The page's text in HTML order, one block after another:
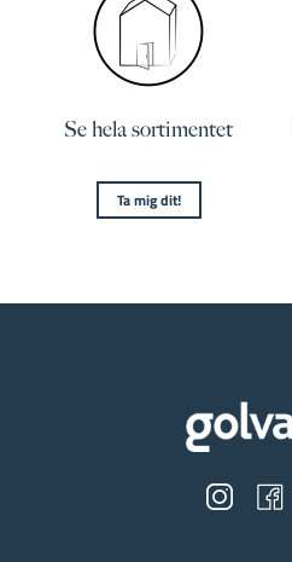
Se hela sortimentet
Ta mig dit!